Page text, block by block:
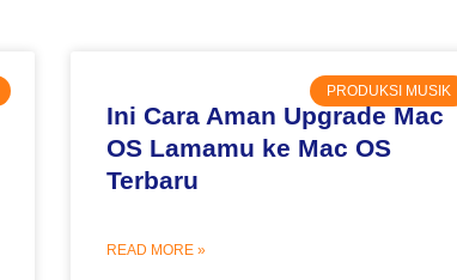
PRODUKSI MUSIK
Ini Cara Aman Upgrade Mac
OS Lamamu ke Mac OS
Terbaru
READ MORE »